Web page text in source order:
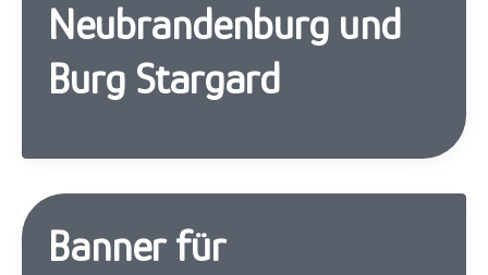
Neubrandenburg und
Burg Stargard
Banner für